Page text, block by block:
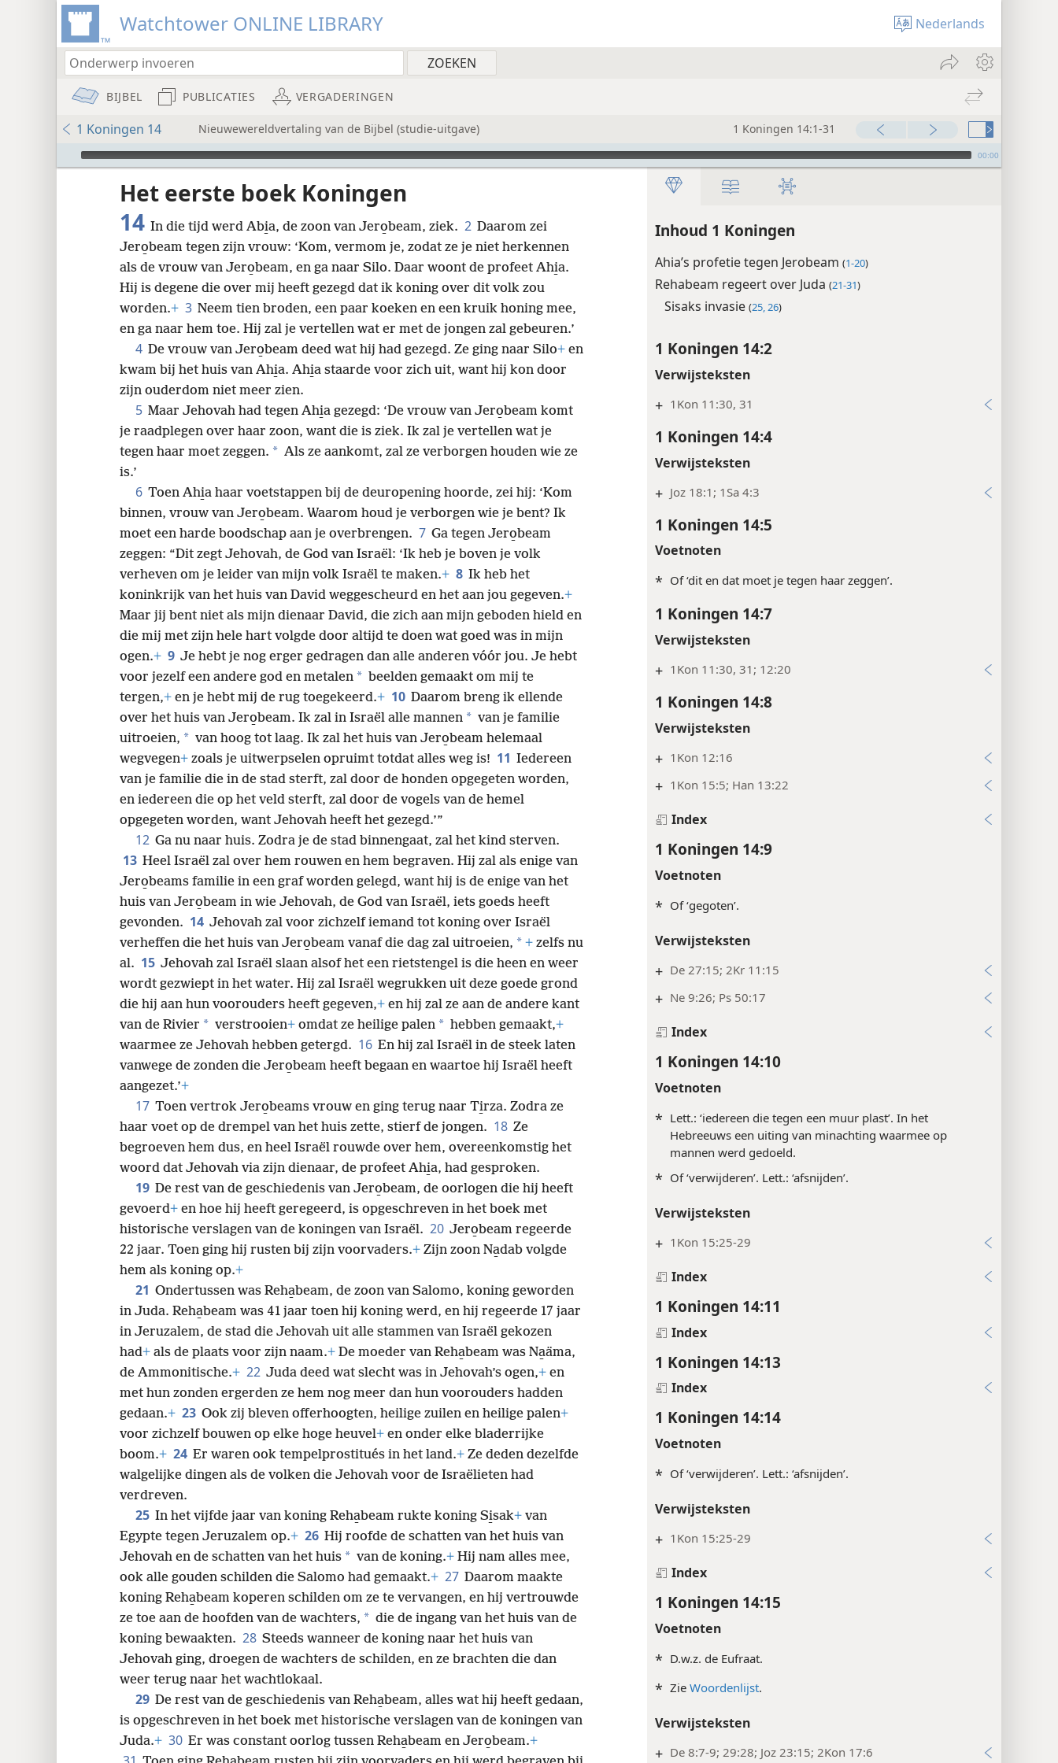
Watchtower ONLINE LIBRARY Nederlands
BIJBEL PUBLICATIES VERGADERINGEN
1 Koningen 14 Nieuwewereldvertaling van de Bijbel (studie-uitgave) 1 Koningen 14:1-31
Audio Player 00:00
Inhoud 1 Koningen
Ahia’s profetie tegen Jerobeam (1-20)
Rehabeam regeert over Juda (21-31)
Sisaks invasie (25, 26)
1 Koningen 14:2
Verwijsteksten
+ 1Kon 11:30, 31
1 Koningen 14:4
Verwijsteksten
+ Joz 18:1; 1Sa 4:3
1 Koningen 14:5
Voetnoten
* Of ‘dit en dat moet je tegen haar zeggen’.
1 Koningen 14:7
Verwijsteksten
+ 1Kon 11:30, 31; 12:20
1 Koningen 14:8
Verwijsteksten
+ 1Kon 12:16
+ 1Kon 15:5; Han 13:22
Index
1 Koningen 14:9
Voetnoten
* Of ‘gegoten’.
Verwijsteksten
+ De 27:15; 2Kr 11:15
+ Ne 9:26; Ps 50:17
Index
1 Koningen 14:10
Voetnoten
* Lett.: ‘iedereen die tegen een muur plast’. In het
Hebreeuws een uiting van minachting waarmee op
mannen werd gedoeld.
* Of ‘verwijderen’. Lett.: ‘afsnijden’.
Verwijsteksten
+ 1Kon 15:25-29
Index
1 Koningen 14:11
Index
1 Koningen 14:13
Index
1 Koningen 14:14
Voetnoten
* Of ‘verwijderen’. Lett.: ‘afsnijden’.
Verwijsteksten
+ 1Kon 15:25-29
Index
1 Koningen 14:15
Voetnoten
* D.w.z. de Eufraat.
* ZieWoordenlijst.
Verwijsteksten
+ De 8:7-9; 29:28; Joz 23:15; 2Kon 17:6
Het eerste boek Koningen
14 In die tijd werd Abi̱a, de zoon van Jero̱beam, ziek. 2 Daarom zei
Jero̱beam tegen zijn vrouw: ‘Kom, vermom je, zodat ze je niet herkennen
als de vrouw van Jero̱beam, en ga naar Silo. Daar woont de profeet Ahi̱a.
Hij is degene die over mij heeft gezegd dat ik koning over dit volk zou
worden.+ 3 Neem tien broden, een paar koeken en een kruik honing mee,
en ga naar hem toe. Hij zal je vertellen wat er met de jongen zal gebeuren.’
4 De vrouw van Jero̱beam deed wat hij had gezegd. Ze ging naar Silo+ en
kwam bij het huis van Ahi̱a. Ahi̱a staarde voor zich uit, want hij kon door
zijn ouderdom niet meer zien.
5 Maar Jehovah had tegen Ahi̱a gezegd: ‘De vrouw van Jero̱beam komt
je raadplegen over haar zoon, want die is ziek. Ik zal je vertellen wat je
tegen haar moet zeggen. * Als ze aankomt, zal ze verborgen houden wie ze
is.’
6 Toen Ahi̱a haar voetstappen bij de deuropening hoorde, zei hij: ‘Kom
binnen, vrouw van Jero̱beam. Waarom houd je verborgen wie je bent? Ik
moet een harde boodschap aan je overbrengen. 7 Ga tegen Jero̱beam
zeggen: “Dit zegt Jehovah, de God van Israël: ‘Ik heb je boven je volk
verheven om je leider van mijn volk Israël te maken.+ 8 Ik heb het
koninkrijk van het huis van David weggescheurd en het aan jou gegeven.+
Maar jij bent niet als mijn dienaar David, die zich aan mijn geboden hield en
die mij met zijn hele hart volgde door altijd te doen wat goed was in mijn
ogen.+ 9 Je hebt je nog erger gedragen dan alle anderen vóór jou. Je hebt
voor jezelf een andere god en metalen * beelden gemaakt om mij te
tergen,+ en je hebt mij de rug toegekeerd.+ 10 Daarom breng ik ellende
over het huis van Jero̱beam. Ik zal in Israël alle mannen * van je familie
uitroeien, * van hoog tot laag. Ik zal het huis van Jero̱beam helemaal
wegvegen+ zoals je uitwerpselen opruimt totdat alles weg is! 11 Iedereen
van je familie die in de stad sterft, zal door de honden opgegeten worden,
en iedereen die op het veld sterft, zal door de vogels van de hemel
opgegeten worden, want Jehovah heeft het gezegd.’”
12 Ga nu naar huis. Zodra je de stad binnengaat, zal het kind sterven.
13 Heel Israël zal over hem rouwen en hem begraven. Hij zal als enige van
Jero̱beams familie in een graf worden gelegd, want hij is de enige van het
huis van Jero̱beam in wie Jehovah, de God van Israël, iets goeds heeft
gevonden. 14 Jehovah zal voor zichzelf iemand tot koning over Israël
verheffen die het huis van Jero̱beam vanaf die dag zal uitroeien, * + zelfs nu
al. 15 Jehovah zal Israël slaan alsof het een rietstengel is die heen en weer
wordt gezwiept in het water. Hij zal Israël wegrukken uit deze goede grond
die hij aan hun voorouders heeft gegeven,+ en hij zal ze aan de andere kant
van de Rivier * verstrooien+ omdat ze heilige palen * hebben gemaakt,+
waarmee ze Jehovah hebben getergd. 16 En hij zal Israël in de steek laten
vanwege de zonden die Jero̱beam heeft begaan en waartoe hij Israël heeft
aangezet.’+
17 Toen vertrok Jero̱beams vrouw en ging terug naar Ti̱rza. Zodra ze
haar voet op de drempel van het huis zette, stierf de jongen. 18 Ze
begroeven hem dus, en heel Israël rouwde over hem, overeenkomstig het
woord dat Jehovah via zijn dienaar, de profeet Ahi̱a, had gesproken.
19 De rest van de geschiedenis van Jero̱beam, de oorlogen die hij heeft
gevoerd+ en hoe hij heeft geregeerd, is opgeschreven in het boek met
historische verslagen van de koningen van Israël. 20 Jero̱beam regeerde
22 jaar. Toen ging hij rusten bij zijn voorvaders.+ Zijn zoon Na̱dab volgde
hem als koning op.+
21 Ondertussen was Reha̱beam, de zoon van Salomo, koning geworden
in Juda. Reha̱beam was 41 jaar toen hij koning werd, en hij regeerde 17 jaar
in Jeruzalem, de stad die Jehovah uit alle stammen van Israël gekozen
had+ als de plaats voor zijn naam.+ De moeder van Reha̱beam was Na̱äma,
de Ammonitische.+ 22 Juda deed wat slecht was in Jehovah’s ogen,+ en
met hun zonden ergerden ze hem nog meer dan hun voorouders hadden
gedaan.+ 23 Ook zij bleven offerhoogten, heilige zuilen en heilige palen+
voor zichzelf bouwen op elke hoge heuvel+ en onder elke bladerrijke
boom.+ 24 Er waren ook tempelprostitués in het land.+ Ze deden dezelfde
walgelijke dingen als de volken die Jehovah voor de Israëlieten had
verdreven.
25 In het vijfde jaar van koning Reha̱beam rukte koning Si̱sak+ van
Egypte tegen Jeruzalem op.+ 26 Hij roofde de schatten van het huis van
Jehovah en de schatten van het huis * van de koning.+ Hij nam alles mee,
ook alle gouden schilden die Salomo had gemaakt.+ 27 Daarom maakte
koning Reha̱beam koperen schilden om ze te vervangen, en hij vertrouwde
ze toe aan de hoofden van de wachters, * die de ingang van het huis van de
koning bewaakten. 28 Steeds wanneer de koning naar het huis van
Jehovah ging, droegen de wachters de schilden, en ze brachten die dan
weer terug naar het wachtlokaal.
29 De rest van de geschiedenis van Reha̱beam, alles wat hij heeft gedaan,
is opgeschreven in het boek met historische verslagen van de koningen van
Juda.+ 30 Er was constant oorlog tussen Reha̱beam en Jero̱beam.+